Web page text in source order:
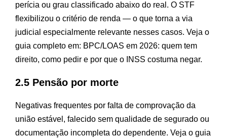
perícia ou grau classificado abaixo do real. O STF
flexibilizou o critério de renda — o que torna a via
judicial especialmente relevante nesses casos. Veja o
guia completo em: BPC/LOAS em 2026: quem tem
direito, como pedir e por que o INSS costuma negar.
2.5 Pensão por morte
Negativas frequentes por falta de comprovação da
união estável, falecido sem qualidade de segurado ou
documentação incompleta do dependente. Veja o guia